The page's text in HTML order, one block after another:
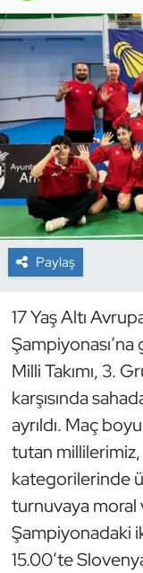
Paylaş
17 Yaş Altı
Milli Takımı, 3.
karşısında
ayrıldı. Maç
tutan
kategorilerinde
turnuvaya moral
Şampiyonadaki
15.00’te
Buz Hokeyi
Buz Pateni
Çim Hokeyi
Cimnastik
Curling
Dağcılık
Dans
Dövüş Sanatı
E-Spor
Eskrim
Futbol
Futsal